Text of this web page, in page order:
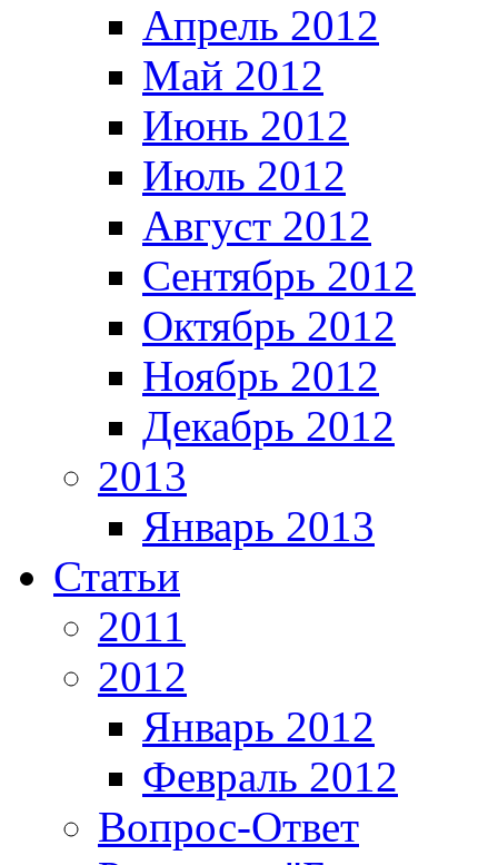
Апрель 2012
Май 2012
Июнь 2012
Июль 2012
Август 2012
Сентябрь 2012
Октябрь 2012
Ноябрь 2012
Декабрь 2012
2013
Январь 2013
Статьи
2011
2012
Январь 2012
Февраль 2012
Вопрос-Ответ